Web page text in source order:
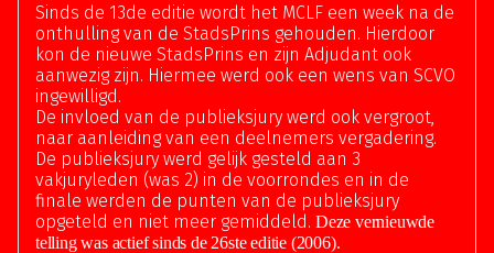
Sinds de 13de editie wordt het MCLF een week na de
onthulling van de StadsPrins gehouden. Hierdoor
kon de nieuwe StadsPrins en zijn Adjudant ook
aanwezig zijn. Hiermee werd ook een wens van SCVO
ingewilligd.
De invloed van de publieksjury werd ook vergroot,
naar aanleiding van een deelnemers vergadering.
De publieksjury werd gelijk gesteld aan 3
vakjuryleden (was 2) in de voorrondes en in de
finale werden de punten van de publieksjury
opgeteld en niet meer gemiddeld. Deze vernieuwde
telling was actief sinds de 26ste editie (2006).